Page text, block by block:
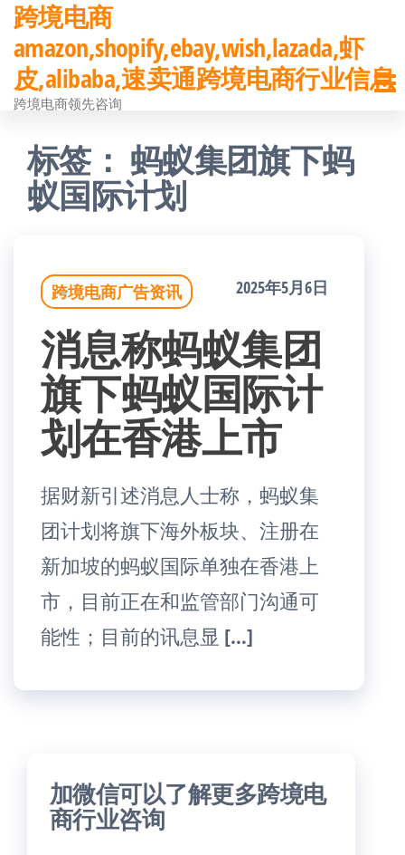
前
往
内
跨境电商
amazon,shopify,ebay,wish,lazada,虾
皮,alibaba,速卖通跨境电商行业信息
跨境电商领先咨询
标签：蚂蚁集团旗下蚂
蚁国际计划
跨境电商广告资讯 2025年5月6日
消息称蚂蚁集团
旗下蚂蚁国际计
划在香港上市
据财新引述消息人士称，蚂蚁集
团计划将旗下海外板块、注册在
新加坡的蚂蚁国际单独在香港上
市，目前正在和监管部门沟通可
能性；目前的讯息显 […]
加微信可以了解更多跨境电
商行业咨询